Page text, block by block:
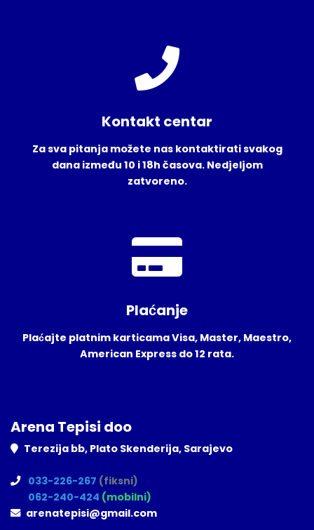
Kontakt centar
Za sva pitanja možete nas kontaktirati svakog
dana između 10 i 18h časova. Nedjeljom
zatvoreno.
Plaćanje
Plaćajte platnim karticama Visa, Master, Maestro,
American Express do 12 rata.
Arena Tepisi doo
Terezija bb, Plato Skenderija, Sarajevo
033-226-267 (fiksni)
062-240-424 (mobilni)
arenatepisi@gmail.com